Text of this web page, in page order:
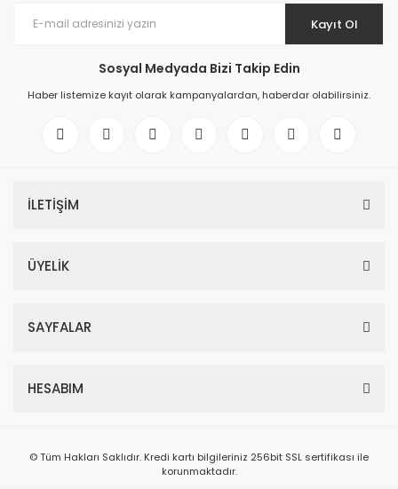
Kayıt Ol
Sosyal Medyada Bizi Takip Edin
Haber listemize kayıt olarak kampanyalardan, haberdar olabilirsiniz.
İLETİŞİM
ÜYELİK
SAYFALAR
HESABIM
© Tüm Hakları Saklıdır. Kredi kartı bilgileriniz 256bit SSL sertifikası ile
korunmaktadır.